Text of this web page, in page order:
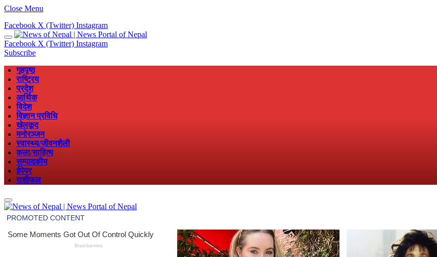
Close Menu
Facebook X (Twitter) Instagram
Facebook X (Twitter) Instagram
Subscribe
गृहपृष्ठ
राष्ट्रिय
प्रदेश
आर्थिक
विदेश
विज्ञान प्रविधि
खेलकूद
मनोरञ्जन
स्वास्थ्य/जीवनशैली
कला/साहित्य
सम्पादकीय
ईपेपर
राशीफल